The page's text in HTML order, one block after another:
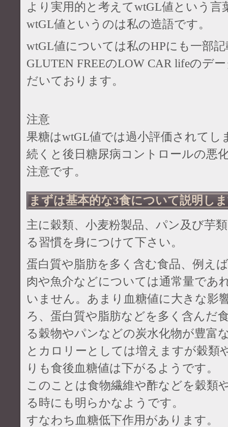
より実用的と考えてwtGL値という言
wtGL値というのは私の造語です。
wtGL値については私のHPにも一部
GLUTEN FREEのLOW CAR lifeのデ
だいております。
注意
果糖はwtGL値では過小評価されてし
続くと後日糖尿病コントロールの悪
注意です。
まずは基本的な3食について説明し
主に穀類、小麦粉製品、パン及び芋
る習慣を身につけて下さい。
蛋白質や脂肪を多く含む食品、例え
肉や魚介などについては通常量であ
いません。あまり血糖値に大きな影
ろ、蛋白質や脂肪などを多く含んだ
る穀物やパンなどの炭水化物が豊富
とカロリーとしては増えますが穀類
りも食後血糖値は下がるようです。
このことは食物繊維や酢などを穀類
る時にも明らかなようです。
すなわち血糖低下作用があります。